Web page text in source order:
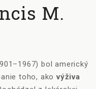
M.
bol americký
toho, akovýživa